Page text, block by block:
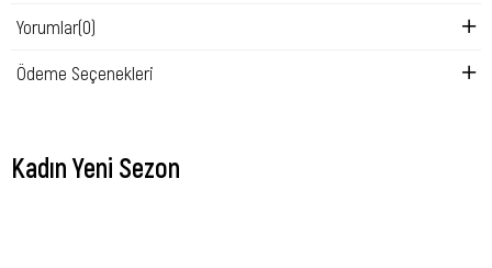
Yorumlar(0)
Ödeme Seçenekleri
Kadın Yeni Sezon